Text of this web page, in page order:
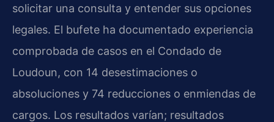
solicitar una consulta y entender sus opciones
legales. El bufete ha documentado experiencia
comprobada de casos en el Condado de
Loudoun, con 14 desestimaciones o
absoluciones y 74 reducciones o enmiendas de
cargos. Los resultados varían; resultados